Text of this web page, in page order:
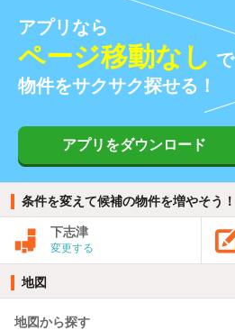
アプリなら
ページ移動なし で
物件をサクサク探せる！
アプリをダウンロード
条件を変えて候補の物件を増やそう！
下志津
変更する
地図
地図から探す